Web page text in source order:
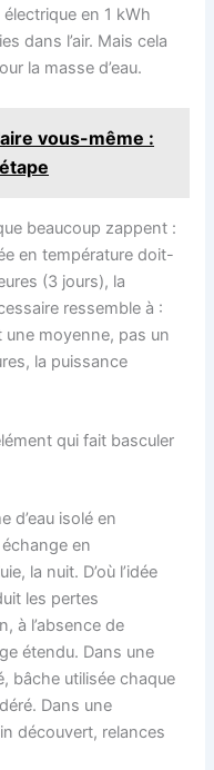
en 1 kWh
dans l’air. Mais cela
la masse d’eau.
vous-même :
beaucoup zappent :
en température doit-
(3 jours), la
ressemble à :
une moyenne, pas un
la puissance
qui fait basculer
d’eau isolé en
échange en
la nuit. D’où l’idée
les pertes
à l’absence de
étendu. Dans une
bâche utilisée chaque
Dans une
découvert, relances